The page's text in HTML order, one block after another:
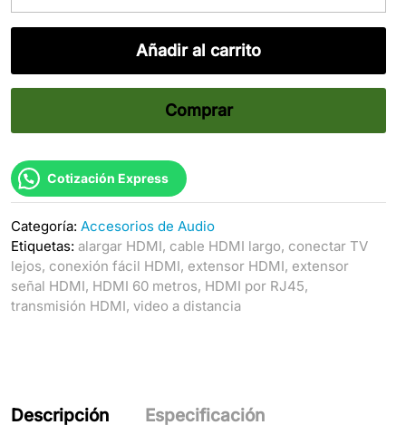
RJ45
60M
Añadir al carrito
Comprar
Cotización Express
Categoría: Accesorios de Audio
Etiquetas: alargar HDMI, cable HDMI largo, conectar TV
lejos, conexión fácil HDMI, extensor HDMI, extensor
señal HDMI, HDMI 60 metros, HDMI por RJ45,
transmisión HDMI, video a distancia
Descripción Especificación